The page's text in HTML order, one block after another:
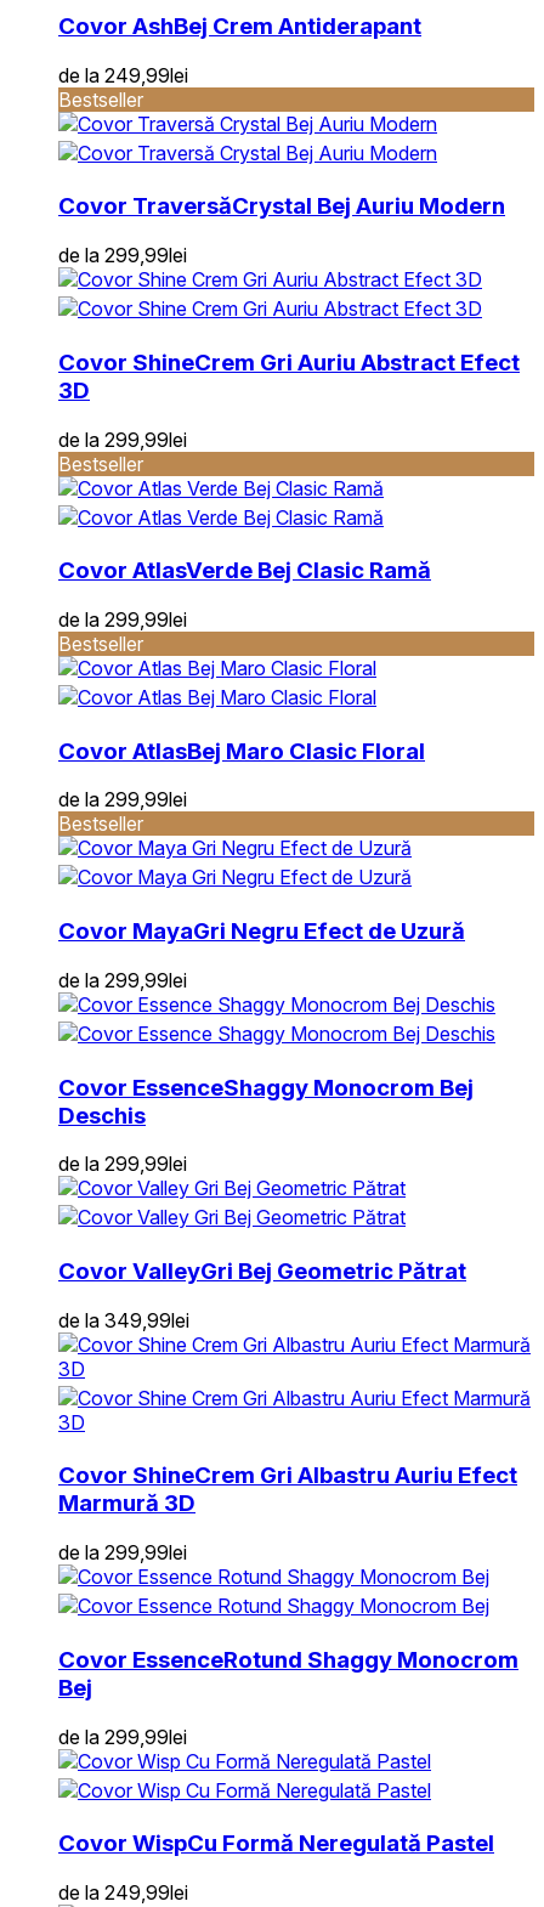
Covor AshBej Crem Antiderapant
de la 249,99lei
Bestseller
Covor TraversăCrystal Bej Auriu Modern
de la 299,99lei
Covor ShineCrem Gri Auriu Abstract Efect
3D
de la 299,99lei
Bestseller
Covor AtlasVerde Bej Clasic Ramă
de la 299,99lei
Bestseller
Covor AtlasBej Maro Clasic Floral
de la 299,99lei
Bestseller
Covor MayaGri Negru Efect de Uzură
de la 299,99lei
Covor EssenceShaggy Monocrom Bej
Deschis
de la 299,99lei
Covor ValleyGri Bej Geometric Pătrat
de la 349,99lei
Covor ShineCrem Gri Albastru Auriu Efect
Marmură 3D
de la 299,99lei
Covor EssenceRotund Shaggy Monocrom
Bej
de la 299,99lei
Covor WispCu Formă Neregulată Pastel
de la 249,99lei